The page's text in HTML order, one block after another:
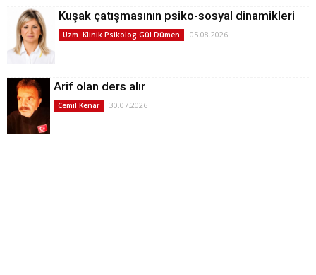
Kuşak çatışmasının psiko-sosyal dinamikleri
Uzm. Klinik Psikolog Gül Dümen 05.08.2026
Arif olan ders alır
Cemil Kenar 30.07.2026